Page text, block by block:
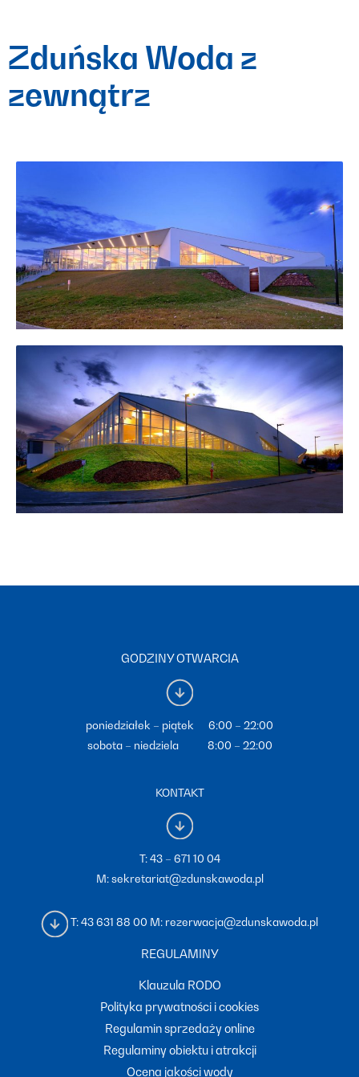
Zduńska Woda z
zewnątrz
GODZINY OTWARCIA
poniedziałek – piątek 6:00 – 22:00
sobota – niedziela 8:00 – 22:00
KONTAKT
T:43 – 671 10 04
M:sekretariat@zdunskawoda.pl
T:43 631 88 00 M: rezerwacja@zdunskawoda.pl
REGULAMINY
Klauzula RODO
Polityka prywatności i cookies
Regulamin sprzedaży online
Regulaminy obiektu i atrakcji
Ocena jakości wody